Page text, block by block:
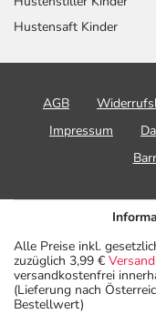
Hustensaft Kinder
AGB
Impressum
Alle Preise inkl.
zuzüglich 3,99 €
versandkostenfrei
(Lieferung nach
Bestellwert)